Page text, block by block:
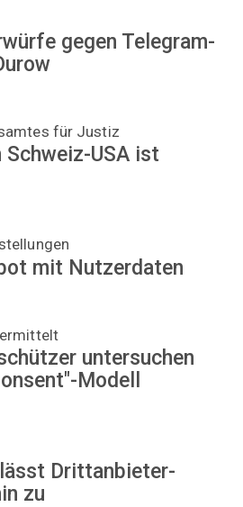
gegen Telegram-
für Justiz
Schweiz-USA ist
mit Nutzerdaten
untersuchen
Modell
Drittanbieter-
zu